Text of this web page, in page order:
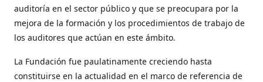
auditoría en el sector público y que se preocupara por la
mejora de la formación y los procedimientos de trabajo de
los auditores que actúan en este ámbito.
La Fundación fue paulatinamente creciendo hasta
constituirse en la actualidad en el marco de referencia de